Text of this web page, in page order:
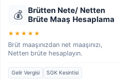
💰
Brütten Nete/ Netten
Brüte Maaş Hesaplama
★★★★★
Brüt maaşınızdan net maaşınızı,
Netten brüte hesaplayın.
Gelir Vergisi SGK Kesintisi